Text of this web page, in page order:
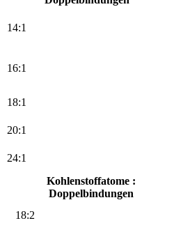
14:1
16:1
18:1
20:1
24:1
Kohlenstoffatome :
Doppelbindungen
18:2